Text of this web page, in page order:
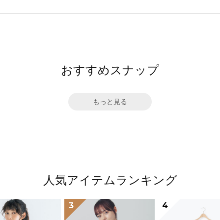
おすすめスナップ
もっと見る
人気アイテムランキング
3 4